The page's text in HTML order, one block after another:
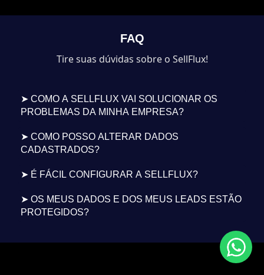
FAQ
Tire suas dúvidas sobre o SellFlux!
➤ COMO A SELLFLUX VAI SOLUCIONAR OS
PROBLEMAS DA MINHA EMPRESA?
➤ COMO POSSO ALTERAR DADOS
CADASTRADOS?
➤ É FÁCIL CONFIGURAR A SELLFLUX?
➤ OS MEUS DADOS E DOS MEUS LEADS ESTÃO
PROTEGIDOS?